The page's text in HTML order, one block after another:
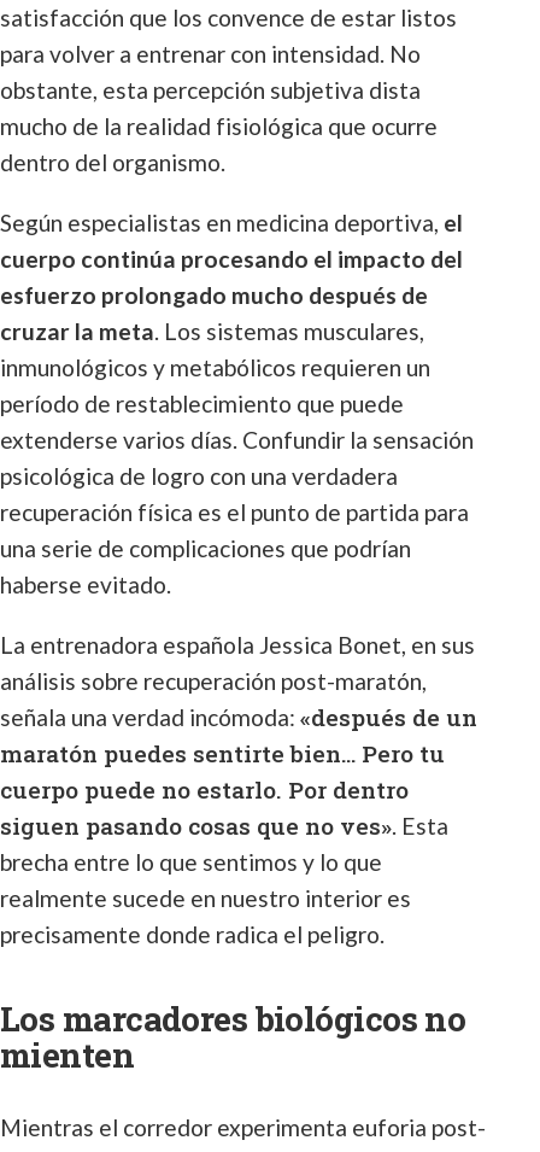
satisfacción que los convence de estar listos
para volver a entrenar con intensidad. No
obstante, esta percepción subjetiva dista
mucho de la realidad fisiológica que ocurre
dentro del organismo.
Según especialistas en medicina deportiva, el
cuerpo continúa procesando el impacto del
esfuerzo prolongado mucho después de
cruzar la meta. Los sistemas musculares,
inmunológicos y metabólicos requieren un
período de restablecimiento que puede
extenderse varios días. Confundir la sensación
psicológica de logro con una verdadera
recuperación física es el punto de partida para
una serie de complicaciones que podrían
haberse evitado.
La entrenadora española Jessica Bonet, en sus
análisis sobre recuperación post-maratón,
señala una verdad incómoda: «después de un
maratón puedes sentirte bien… Pero tu
cuerpo puede no estarlo. Por dentro
siguen pasando cosas que no ves». Esta
brecha entre lo que sentimos y lo que
realmente sucede en nuestro interior es
precisamente donde radica el peligro.
Los marcadores biológicos no
mienten
Mientras el corredor experimenta euforia post-